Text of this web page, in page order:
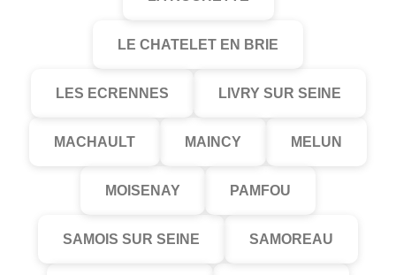
LE CHATELET EN BRIE
LES ECRENNES LIVRY SUR SEINE
MACHAULT MAINCY MELUN
MOISENAY PAMFOU
SAMOIS SUR SEINE SAMOREAU